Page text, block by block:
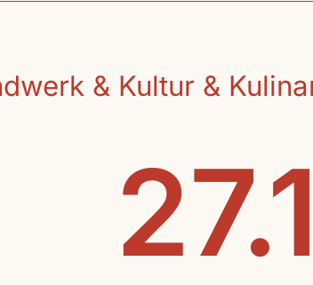
& Kultur &